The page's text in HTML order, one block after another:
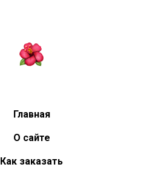
Главная
О сайте
Как заказать